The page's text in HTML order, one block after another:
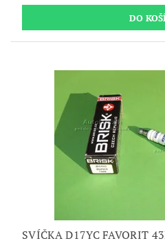
SVÍČKA D17YC FAVORIT